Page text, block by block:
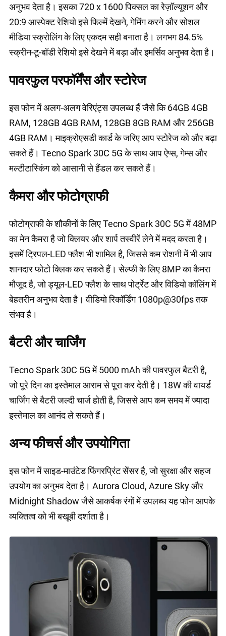
अनुभव देता है। इसका 720 x 1600 पिक्सल का रेज़ॉल्यूशन और
20:9 आस्पेक्ट रेशियो इसे फिल्में देखने, गेमिंग करने और सोशल
मीडिया स्क्रोलिंग के लिए एकदम सही बनाता है। लगभग 84.5%
स्क्रीन-टू-बॉडी रेशियो इसे देखने में बड़ा और इमर्सिव अनुभव देता है।
पावरफुल परफॉर्मेंस और स्टोरेज
इस फोन में अलग-अलग वेरिएंट्स उपलब्ध हैं जैसे कि 64GB 4GB
RAM, 128GB 4GB RAM, 128GB 8GB RAM और 256GB
4GB RAM। माइक्रोएसडी कार्ड के जरिए आप स्टोरेज को और बढ़ा
सकते हैं। Tecno Spark 30C 5G के साथ आप ऐप्स, गेम्स और
मल्टीटास्किंग को आसानी से हैंडल कर सकते हैं।
कैमरा और फोटोग्राफी
फोटोग्राफी के शौकीनों के लिए Tecno Spark 30C 5G में 48MP
का मेन कैमरा है जो क्लियर और शार्प तस्वीरें लेने में मदद करता है।
इसमें ट्रिपल-LED फ्लैश भी शामिल है, जिससे कम रोशनी में भी आप
शानदार फोटो क्लिक कर सकते हैं। सेल्फी के लिए 8MP का कैमरा
मौजूद है, जो ड्यूल-LED फ्लैश के साथ पोर्ट्रेट और विडियो कॉलिंग में
बेहतरीन अनुभव देता है। वीडियो रिकॉर्डिंग 1080p@30fps तक
संभव है।
बैटरी और चार्जिंग
Tecno Spark 30C 5G में 5000 mAh की पावरफुल बैटरी है,
जो पूरे दिन का इस्तेमाल आराम से पूरा कर देती है। 18W की वायर्ड
चार्जिंग से बैटरी जल्दी चार्ज होती है, जिससे आप कम समय में ज्यादा
इस्तेमाल का आनंद ले सकते हैं।
अन्य फीचर्स और उपयोगिता
इस फोन में साइड-माउंटेड फिंगरप्रिंट सेंसर है, जो सुरक्षा और सहज
उपयोग का अनुभव देता है। Aurora Cloud, Azure Sky और
Midnight Shadow जैसे आकर्षक रंगों में उपलब्ध यह फोन आपके
व्यक्तित्व को भी बखूबी दर्शाता है।